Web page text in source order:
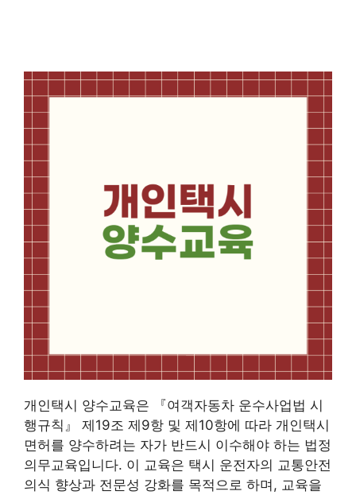
개인택시 양수교육은 『여객자동차 운수사업법 시
행규칙』 제19조 제9항 및 제10항에 따라 개인택시
면허를 양수하려는 자가 반드시 이수해야 하는 법정
의무교육입니다. 이 교육은 택시 운전자의 교통안전
의식 향상과 전문성 강화를 목적으로 하며, 교육을